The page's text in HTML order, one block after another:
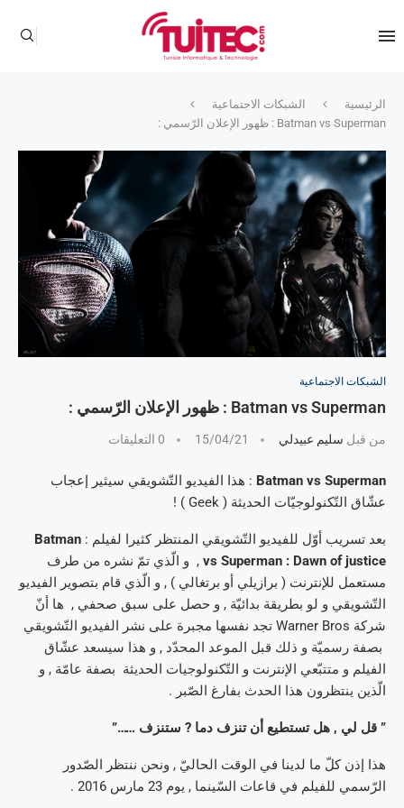
الرئيسية
الشبكات الاجتماعية
Batman vs Superman : ظهور الإعلان الرّسمي :
الشبكات الاجتماعية
Batman vs Superman : ظهور الإعلان الرّسمي :
من قبل سليم عبيدلي 15/04/21 0 التعليقات
Batman vs Superman : هذا الفيديو التّشويقي سيثير إعجاب
عشّاق التّكنولوجيّات الحديثة ( Geek ) !
بعد تسريب أوّل للفيديو التّشويقي المنتظر كثيرا لفيلم : Batman
vs Superman : Dawn of justice , و الّذي تمّ نشره من طرف
مستعمل للإنترنت ( برازيلي أو برتغالي ) , و الّذي قام بتصوير الفيديو
التّشويقي و لو بطريقة بدائيّة , و حصل على سبق صحفي , ها أنّ
شركة Warner Bros تجد نفسها مجبرة على نشر الفيديو التّشويقي
بصفة رسميّة و ذلك قبل الموعد المحدّد , و هذا سيسعد عشّاق
الفيلم و متتبّعي الإنترنت و التّكنولوجيات الحديثة بصفة عامّة , و
الّذين ينتظرون هذا الحدث بفارغ الصّبر .
” قل لي , هل تستطيع أن تنزف دما ? ستنزف ……”
هذا إذن كلّ ما لدينا في الوقت الحاليّ , ونحن ننتظر الصّدور
الرّسمي للفيلم في قاعات السّينما , يوم 23 مارس 2016 .